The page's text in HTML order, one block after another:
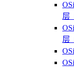
层
层